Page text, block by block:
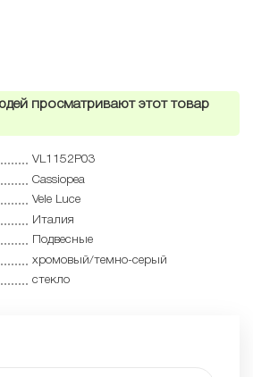
просматривают этот товар
VL1152P03
Cassiopea
Vele Luce
Италия
Подвесные
хромовый/темно-серый
стекло